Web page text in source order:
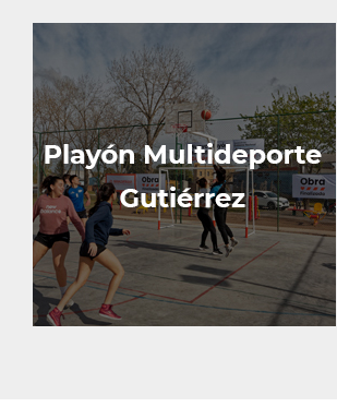
Espacio de 19 x 32 metros con
arcos de fútbol, aros de básquet,
cancha de vóley y redes, además
de cerco perimetral e iluminación.
Calle 414 A y 452